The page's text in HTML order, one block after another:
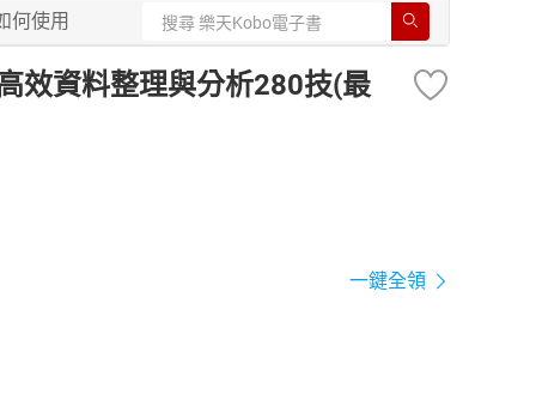
何使用
效資料整理與分析280技(最
一鍵全領